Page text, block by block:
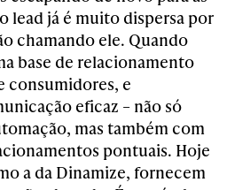
lead já é muito dispersa por
chamando ele. Quando
base de relacionamento
consumidores, e
eficaz – não só
mas também com
pontuais. Hoje
a da Dinamize, fornecem